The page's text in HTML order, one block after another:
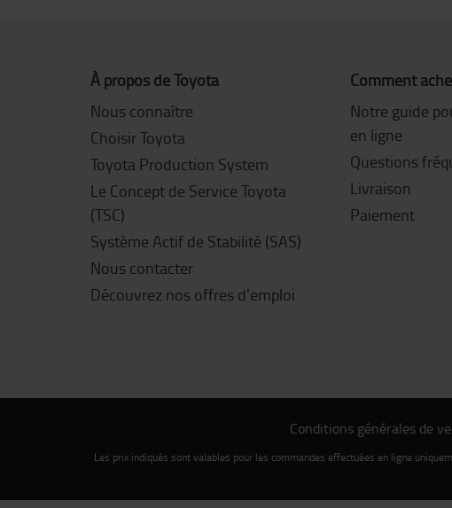
À propos de Toyota
Nous connaître
Choisir Toyota
Toyota Production System
Le Concept de Service Toyota
(TSC)
Système Actif de Stabilité (SAS)
Nous contacter
Découvrez nos offres d'emploi
Comment
Notre guide
en ligne
Questions
Livraison
Paiement
Conditions générales de
Les prix indiqués sont valables pour les commandes effectuées en ligne